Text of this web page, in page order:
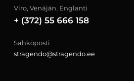
Viro, Venäjän, Englanti
+ (372) 55 666 158
Sähköposti
stragendo@stragendo.ee